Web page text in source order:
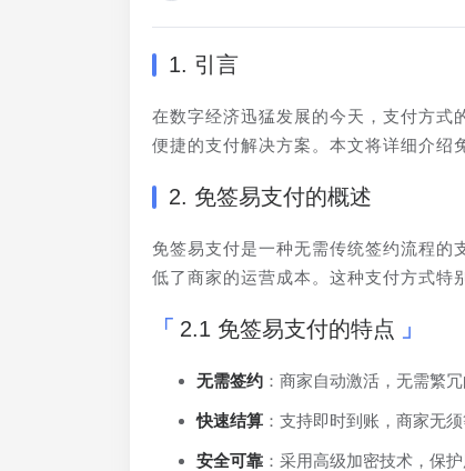
1. 引言
在数字经济迅猛发展的今天，支付方式
便捷的支付解决方案。本文将详细介绍
2. 免签易支付的概述
免签易支付是一种无需传统签约流程的
低了商家的运营成本。这种支付方式特
2.1 免签易支付的特点
无需签约 ：商家自动激活，无需繁
快速结算 ：支持即时到账，商家无
安全可靠 ：采用高级加密技术，保